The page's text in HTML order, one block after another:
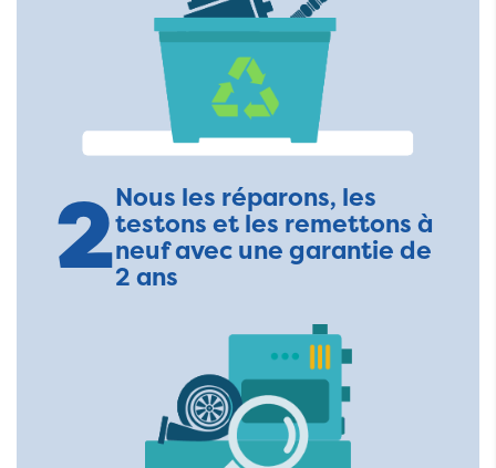
2Nous les réparons, les
testons et les remettons à
neuf avec une garantie de
2 ans